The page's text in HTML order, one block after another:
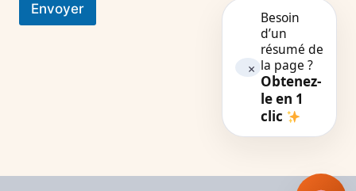
Envoyer
×
Besoin
d’un
résumé de
la page ?
Obtenez-
le en 1
clic